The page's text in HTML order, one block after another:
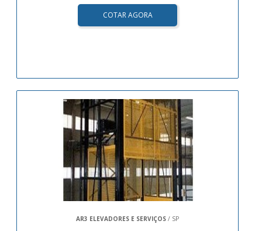
COTAR AGORA
AR3 ELEVADORES E SERVIÇOS / SP